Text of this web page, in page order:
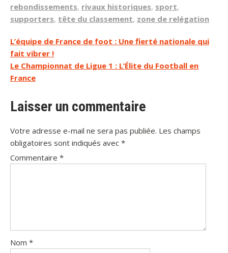
rebondissements, rivaux historiques, sport,
supporters, tête du classement, zone de relégation
Navigation
de
l’article
L’équipe de France de foot : Une fierté nationale qui
fait vibrer !
Le Championnat de Ligue 1 : L’Élite du Football en
France
Laisser un commentaire
Votre adresse e-mail ne sera pas publiée. Les champs
obligatoires sont indiqués avec *
Commentaire *
Nom *